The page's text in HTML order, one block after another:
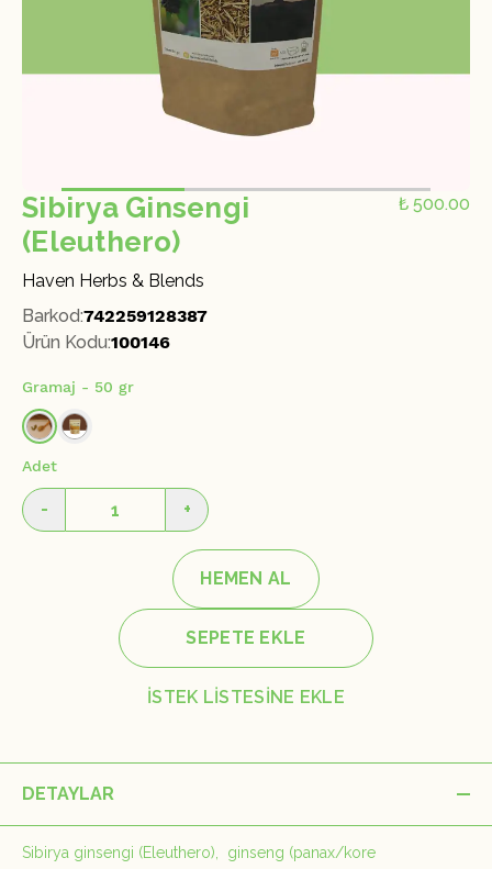
Sibirya Ginsengi
(Eleuthero)
₺ 500.00
Haven Herbs & Blends
Barkod:742259128387
Ürün Kodu:100146
Gramaj - 50 gr
Adet
- +
HEMEN AL
SEPETE EKLE
İSTEK LİSTESİNE EKLE
DETAYLAR
Sibirya ginsengi (Eleuthero), ginseng (panax/kore